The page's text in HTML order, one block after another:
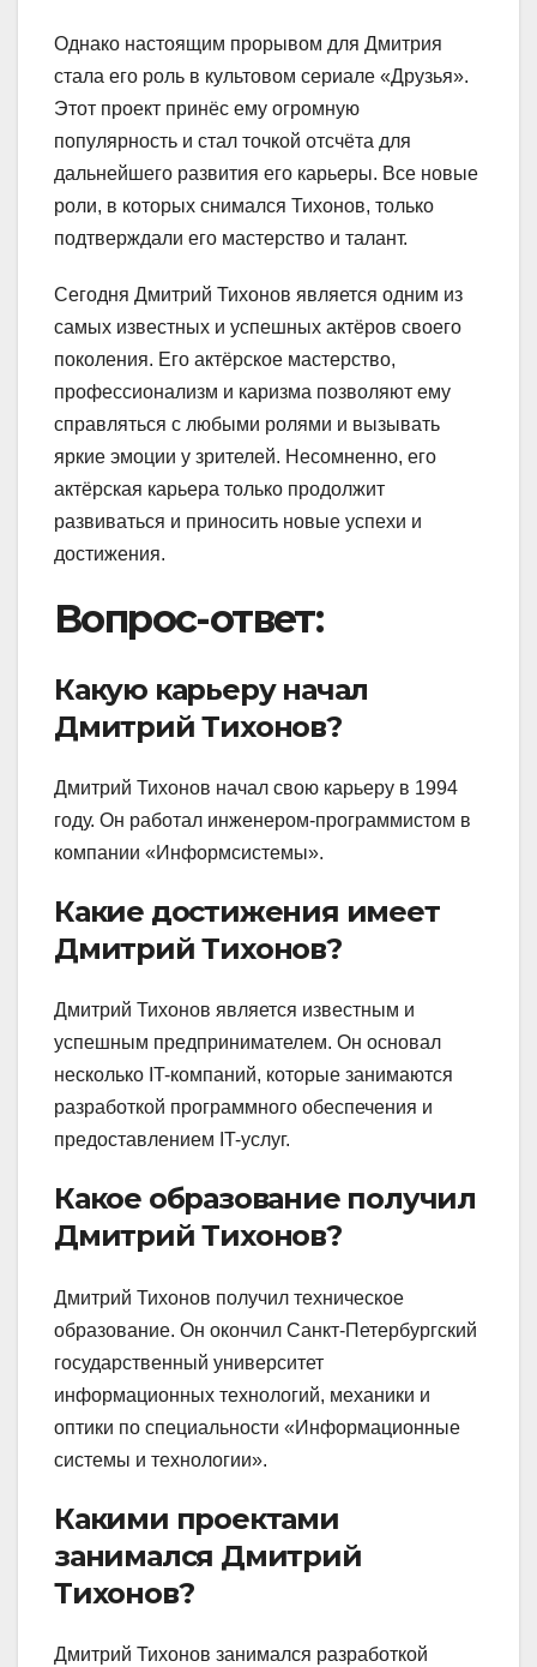
Однако настоящим прорывом для Дмитрия
стала его роль в культовом сериале «Друзья».
Этот проект принёс ему огромную
популярность и стал точкой отсчёта для
дальнейшего развития его карьеры. Все новые
роли, в которых снимался Тихонов, только
подтверждали его мастерство и талант.
Сегодня Дмитрий Тихонов является одним из
самых известных и успешных актёров своего
поколения. Его актёрское мастерство,
профессионализм и каризма позволяют ему
справляться с любыми ролями и вызывать
яркие эмоции у зрителей. Несомненно, его
актёрская карьера только продолжит
развиваться и приносить новые успехи и
достижения.
Вопрос-ответ:
Какую карьеру начал
Дмитрий Тихонов?
Дмитрий Тихонов начал свою карьеру в 1994
году. Он работал инженером-программистом в
компании «Информсистемы».
Какие достижения имеет
Дмитрий Тихонов?
Дмитрий Тихонов является известным и
успешным предпринимателем. Он основал
несколько IT-компаний, которые занимаются
разработкой программного обеспечения и
предоставлением IT-услуг.
Какое образование получил
Дмитрий Тихонов?
Дмитрий Тихонов получил техническое
образование. Он окончил Санкт-Петербургский
государственный университет
информационных технологий, механики и
оптики по специальности «Информационные
системы и технологии».
Какими проектами
занимался Дмитрий
Тихонов?
Дмитрий Тихонов занимался разработкой